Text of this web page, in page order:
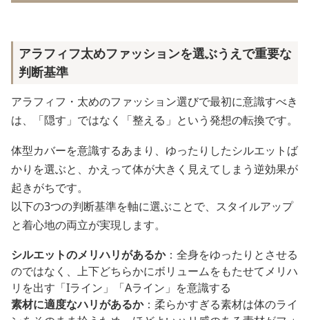
アラフィフ太めファッションを選ぶうえで重要な
判断基準
アラフィフ・太めのファッション選びで最初に意識すべき
は、「隠す」ではなく「整える」という発想の転換です。
体型カバーを意識するあまり、ゆったりしたシルエットば
かりを選ぶと、かえって体が大きく見えてしまう逆効果が
起きがちです。
以下の3つの判断基準を軸に選ぶことで、スタイルアップ
と着心地の両立が実現します。
シルエットのメリハリがあるか：全身をゆったりとさせる
のではなく、上下どちらかにボリュームをもたせてメリハ
リを出す「Iライン」「Aライン」を意識する
素材に適度なハリがあるか：柔らかすぎる素材は体のライ